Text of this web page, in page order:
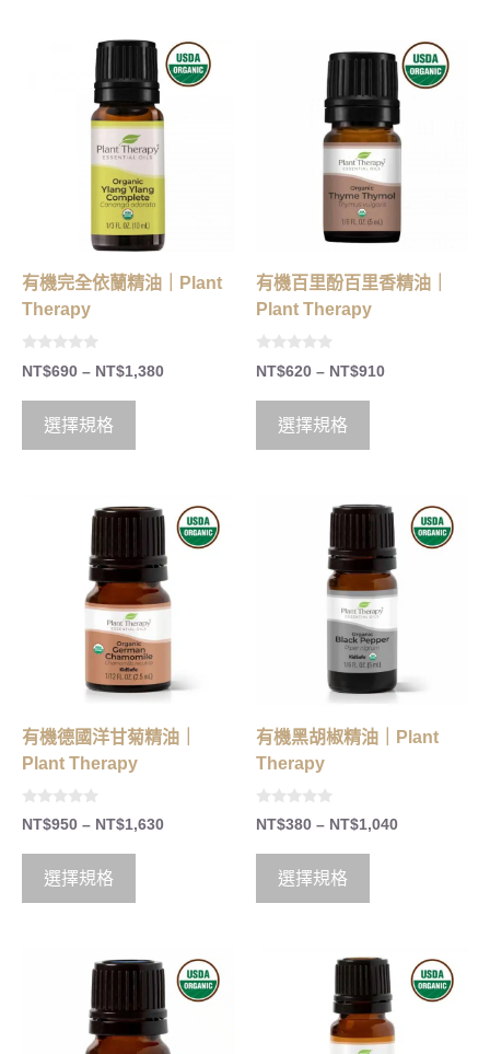
有機完全依蘭精油｜Plant
Therapy
0
o
t
5
NT$690 – NT$1,380
選擇規格
有機百里酚百里香精油｜
Plant Therapy
0
o
t
5
NT$620 – NT$910
選擇規格
有機德國洋甘菊精油｜
Plant Therapy
0
o
5
NT$950 – NT$1,630
選擇規格
有機黑胡椒精油｜Plant
Therapy
0
o
5
NT$380 – NT$1,040
選擇規格